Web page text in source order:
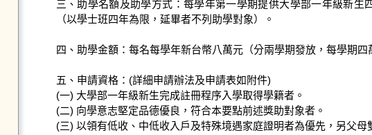
三、助學名額及助學方式：每學年第一學期提供大學部一年級新
（以學士班四年為限，延畢者不列助學對象）。
四、助學金額：每名每學年新台幣八萬元（分兩學期發放，每學期四
五、申請資格：(詳細申請辦法及申請表如附件)
(一) 大學部一年級新生完成註冊程序入學取得學籍者。
(二) 向學意志堅定品德優良，符合本要點前述獎助對象者。
(三) 以領有低收、中低收入戶及特殊境遇家庭證明者為優先，另父